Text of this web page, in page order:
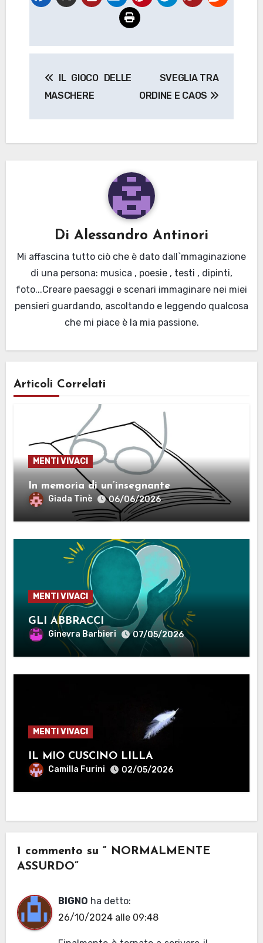
articoli
IL GIOCO DELLE
MASCHERE
SVEGLIA TRA
ORDINE E CAOS
Di Alessandro Antinori
Mi affascina tutto ciò che è dato dall`mmaginazione
di una persona: musica , poesie , testi , dipinti,
foto...Creare paesaggi e scenari immaginare nei miei
pensieri guardando, ascoltando e leggendo qualcosa
che mi piace è la mia passione.
Articoli Correlati
MENTI VIVACI
In memoria di un’insegnante
Giada Tinè 06/06/2026
MENTI VIVACI
GLI ABBRACCI
Ginevra Barbieri 07/05/2026
MENTI VIVACI
IL MIO CUSCINO LILLA
Camilla Furini 02/05/2026
1 commento su “ NORMALMENTE
ASSURDO”
BIGNO ha detto:
26/10/2024 alle 09:48